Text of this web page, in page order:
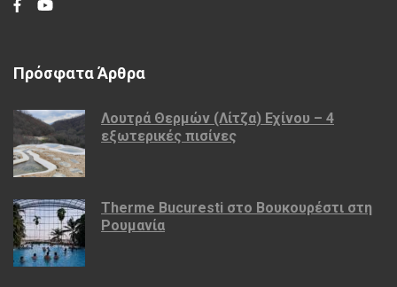
Πρόσφατα Άρθρα
Λουτρά Θερμών (Λίτζα) Εχίνου – 4
εξωτερικές πισίνες
Therme Bucuresti στο Βουκουρέστι στη
Ρουμανία